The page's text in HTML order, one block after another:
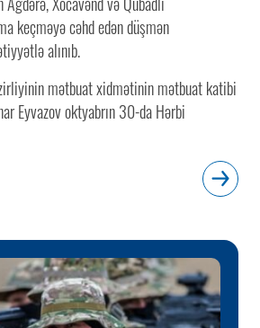
keçməyə cəhd edən düşmən
alınıb.
mətbuat xidmətinin mətbuat katibi
Eyvazov oktyabrın 30-da Hərbi